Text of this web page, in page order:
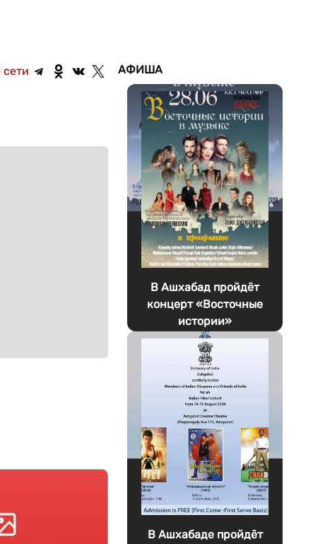
сети АФИША
В Ашхабад пройдёт
концерт «Восточные
истории»
В Ашхабаде пройдёт